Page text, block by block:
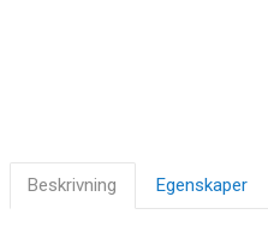
Beskrivning Egenskaper